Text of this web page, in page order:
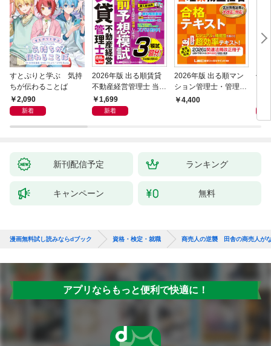
すとぷりと学ぶ 気持
ちが伝わることば
2,090
新着
2026年版 出る順賃貸
不動産経営管理士 当た
る！直前予想模試
1,699
新着
2026年版 出る順マン
ション管理士・管理業
務主任者 合格テキスト
4,400
働
れ
新刊配信予定 ランキング
キャンペーン 無料
漫画無料試し読みならdブック 資格・検定・就職 商売人の逆襲 田舎の商売人が
アプリならもっと便利で快適に！